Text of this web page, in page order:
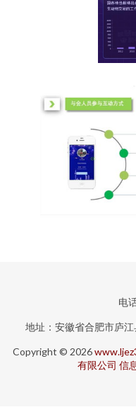
电
地址：安徽省合肥市庐
Copyright © 2026
有限公司 信